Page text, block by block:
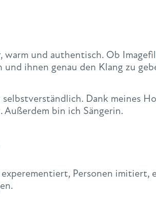
warm und authentisch. Ob
ihnen genau den Klang zu
Dank meines
bin ich Sängerin.
Personen imitiert,